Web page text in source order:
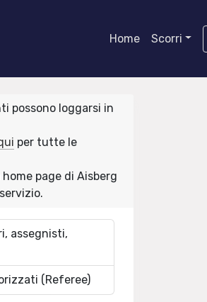
Home Scorri
possono loggarsi in
per tutte le
page di Aisberg
assegnisti,
(Referee)